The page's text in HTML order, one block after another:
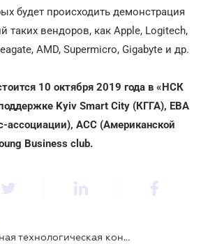
будет происходить демонстрация
таких вендоров, как Apple, Logitech,
AMD, Supermicro, Gigabyte и др.
10 октября 2019 года в «НСК
Kyiv Smart City (КГГА), EBA
ассоциации), ACC (Американской
Business club.
10 октября - ежегодная технологическая конференция Tech Fusion 2019